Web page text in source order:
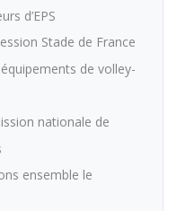
d’EPS
Stade de France
de volley-
nationale de
ensemble le